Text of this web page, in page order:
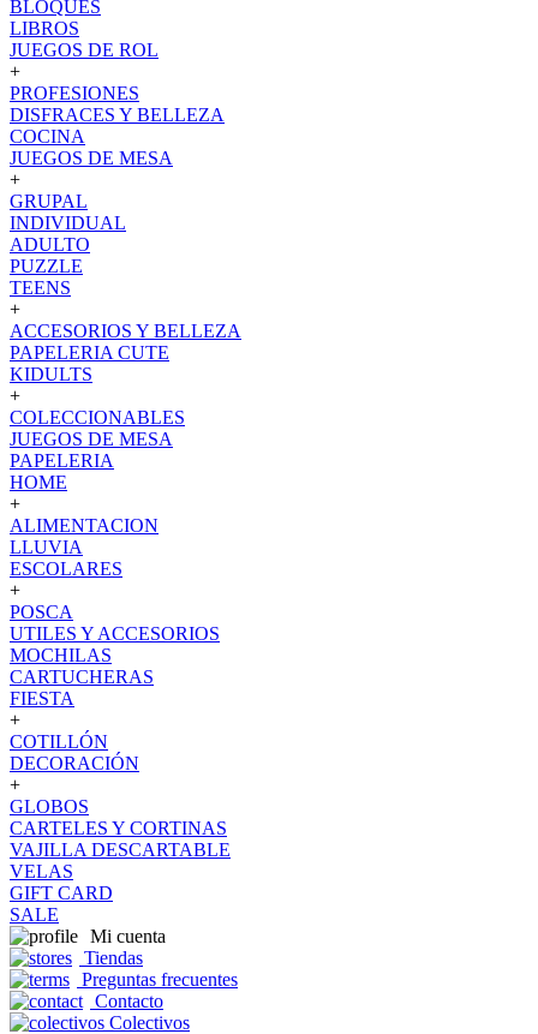
BLOQUES
LIBROS
JUEGOS DE ROL
+
PROFESIONES
DISFRACES Y BELLEZA
COCINA
JUEGOS DE MESA
+
GRUPAL
INDIVIDUAL
ADULTO
PUZZLE
TEENS
+
ACCESORIOS Y BELLEZA
PAPELERIA CUTE
KIDULTS
+
COLECCIONABLES
JUEGOS DE MESA
PAPELERIA
HOME
+
ALIMENTACION
LLUVIA
ESCOLARES
+
POSCA
UTILES Y ACCESORIOS
MOCHILAS
CARTUCHERAS
FIESTA
+
COTILLÓN
DECORACIÓN
+
GLOBOS
CARTELES Y CORTINAS
VAJILLA DESCARTABLE
VELAS
GIFT CARD
SALE
Mi cuenta
Tiendas
Preguntas frecuentes
Contacto
Colectivos